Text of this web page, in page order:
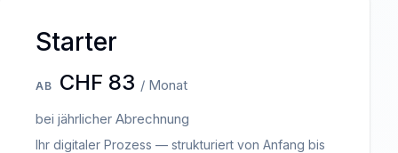
Starter
AB CHF 83 / Monat
bei jährlicher Abrechnung
Ihr digitaler Prozess — strukturiert von Anfang bis